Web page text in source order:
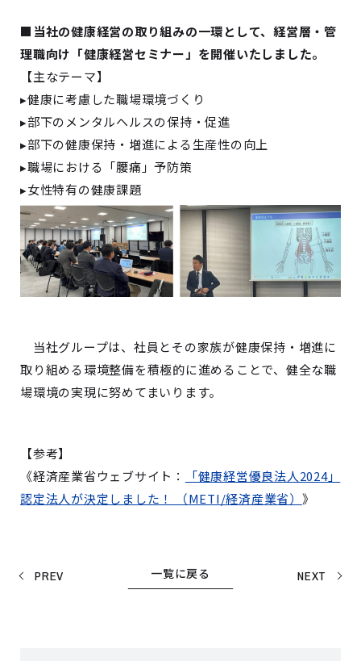
■当社の健康経営の取り組みの一環として、経営層・管
理職向け「健康経営セミナー」を開催いたしました。
【主なテーマ】
▸健康に考慮した職場環境づくり
▸部下のメンタルヘルスの保持・促進
▸部下の健康保持・増進による生産性の向上
▸職場における「腰痛」予防策
▸女性特有の健康課題
当社グループは、社員とその家族が健康保持・増進に
取り組める環境整備を積極的に進めることで、健全な職
場環境の実現に努めてまいります。
【参考】
《経済産業省ウェブサイト：
「健康経営優良法人2024」
認定法人が決定しました！ （METI/経済産業省） 》
PREV NEXT
一覧に戻る